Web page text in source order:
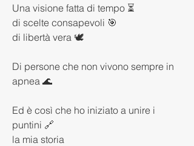
Una visione fatta di tempo ⏳
di scelte consapevoli 🎯
di libertà vera 🕊️
Di persone che non vivono sempre in
apnea 🌊
Ed è così che ho iniziato a unire i
puntini 🔗
la mia storia